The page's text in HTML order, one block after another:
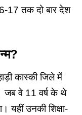
17 तक दो बार देश
कास्की जिले में
जब वे 11 वर्ष के थे
यहीं उनकी शिक्षा-